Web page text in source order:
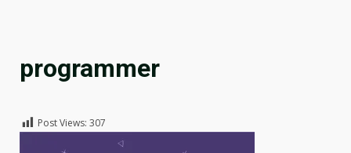
programmer
Post Views: 307